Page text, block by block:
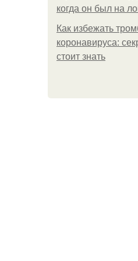
когда он был на
Как избежать
коронавируса:
стоит знать